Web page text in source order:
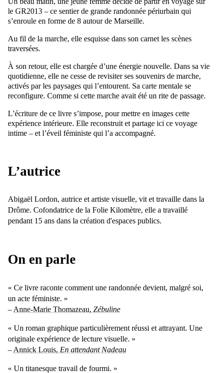
le GR2013 – ce sentier de grande randonnée périurbain qui
s’enroule en forme de 8 autour de Marseille.
Au fil de la marche, elle esquisse dans son carnet les scènes
traversées.
À son retour, elle est chargée d’une énergie nouvelle. Dans sa vie
quotidienne, elle ne cesse de revisiter ses souvenirs de marche,
activés par les paysages qui l’entourent. Sa carte mentale se
reconfigure. Comme si cette marche avait été un rite de passage.
L’écriture de ce livre s’impose, pour mettre en images cette
expérience intérieure. Elle reconstruit et partage ici ce voyage
intime – et l’éveil féministe qui l’a accompagné.
L’autrice
Abigaël Lordon, autrice et artiste visuelle, vit et travaille dans la
Drôme. Cofondatrice de la Folie Kilomètre, elle a travaillé
pendant 15 ans dans la création d'espaces publics.
On en parle
« Ce livre raconte comment une randonnée devient, malgré soi,
un acte féministe. »
– Anne-Marie Thomazeau, Zébuline
« Un roman graphique particulièrement réussi et attrayant. Une
originale expérience de lecture visuelle. »
– Annick Louis, En attendant Nadeau
« Un titanesque travail de fourmi. »